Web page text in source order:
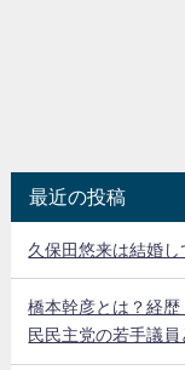
最近の投稿
久保田悠来は結婚
橋本幹彦とは？経
民民主党の若手議